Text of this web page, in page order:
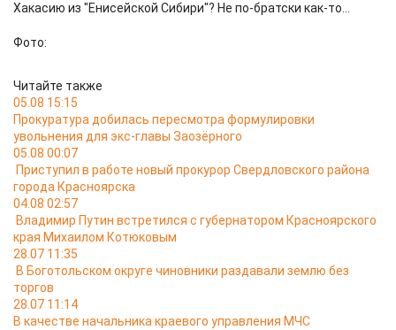
Хакасию из "Енисейской Сибири"? Не по-братски как-то...
Фото:
Читайте также
05.08 15:15
Прокуратура добилась пересмотра формулировки
увольнения для экс-главы Заозёрного
05.08 00:07
Приступил в работе новый прокурор Свердловского района
города Красноярска
04.08 02:57
Владимир Путин встретился с губернатором Красноярского
края Михаилом Котюковым
28.07 11:35
В Боготольском округе чиновники раздавали землю без
торгов
28.07 11:14
В качестве начальника краевого управления МЧС